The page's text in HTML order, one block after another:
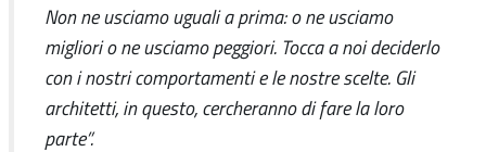
Non ne usciamo uguali a prima: o ne usciamo
migliori o ne usciamo peggiori. Tocca a noi deciderlo
con i nostri comportamenti e le nostre scelte. Gli
architetti, in questo, cercheranno di fare la loro
parte”.